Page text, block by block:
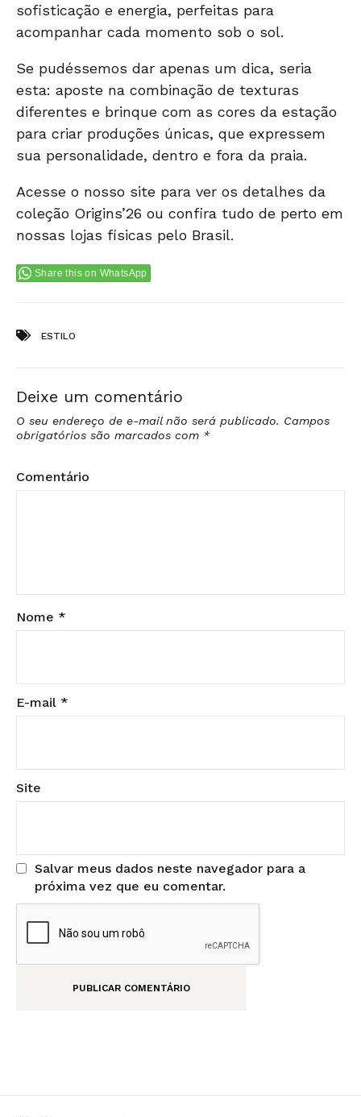
sofisticação e energia, perfeitas para
acompanhar cada momento sob o sol.
Se pudéssemos dar apenas um dica, seria
esta: aposte na combinação de texturas
diferentes e brinque com as cores da estação
para criar produções únicas, que expressem
sua personalidade, dentro e fora da praia.
Acesse o nosso site para ver os detalhes da
coleção Origins’26 ou confira tudo de perto em
nossas lojas físicas pelo Brasil.
Share this on WhatsApp
Tags:ESTILO
Deixe um comentário
O seu endereço de e-mail não será publicado. Campos
obrigatórios são marcados com *
Comentário
Nome *
E-mail *
Site
Salvar meus dados neste navegador para a
próxima vez que eu comentar.